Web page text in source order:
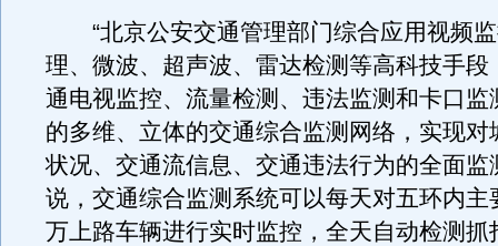
“北京公安交通管理部门综合应用视频监
理、微波、超声波、雷达检测等高科技手段
通电视监控、流量检测、违法监测和卡口监
的多维、立体的交通综合监测网络，实现对
状况、交通流信息、交通违法行为的全面监
说，交通综合监测系统可以每天对五环内主
万上路车辆进行实时监控，全天自动检测抓